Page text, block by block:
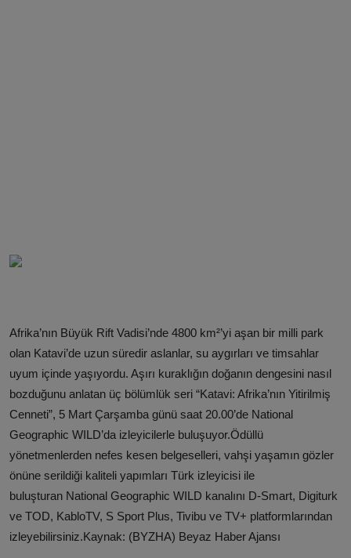
Afrika’nın Büyük Rift Vadisi’nde 4800 km²’yi aşan bir milli park
olan Katavi’de uzun süredir aslanlar, su aygırları ve timsahlar
uyum içinde yaşıyordu. Aşırı kuraklığın doğanın dengesini nasıl
bozduğunu anlatan üç bölümlük seri “Katavi: Afrika’nın Yitirilmiş
Cenneti”, 5 Mart Çarşamba günü saat 20.00’de National
Geographic WILD’da izleyicilerle buluşuyor.Ödüllü
yönetmenlerden nefes kesen belgeselleri, vahşi yaşamın gözler
önüne serildiği kaliteli yapımları Türk izleyicisi ile
buluşturan National Geographic WILD kanalını D-Smart, Digiturk
ve TOD, KabloTV, S Sport Plus, Tivibu ve TV+ platformlarından
izleyebilirsiniz.Kaynak: (BYZHA) Beyaz Haber Ajansı